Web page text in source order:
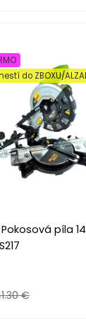
Pokosová píla
do ZBOXU/
€